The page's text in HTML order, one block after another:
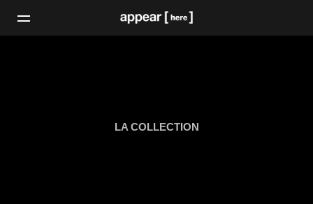
LA COLLECTION